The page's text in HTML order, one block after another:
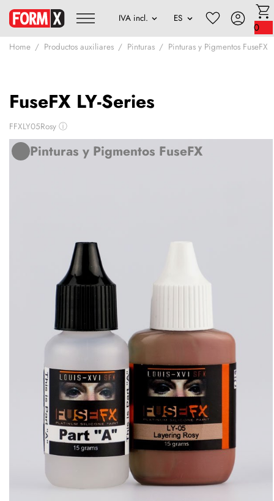
0
Home Productos auxiliares Pinturas Pinturas y Pigmentos FuseFX
FuseFX LY-Series
FFXLY05Rosy ⓘ
Pinturas y Pigmentos FuseFX